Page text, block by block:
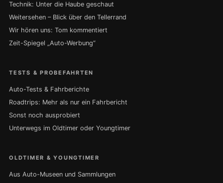
Technik: Unter die Haube geschaut
Weitersehen – Blick über den Tellerrand
Wir hören uns: Tom kommentiert
Zeit-Spiegel „Auto-Werbung“
TESTS & PROBEFAHRTEN
Auto-Tests & Fahrberichte
Roadtrips: Mehr als nur ein Fahrbericht
Sonst noch ausprobiert
Unterwegs im Oldtimer oder Youngtimer
OLDTIMER & YOUNGTIMER
Aus Auto-Museen und Sammlungen